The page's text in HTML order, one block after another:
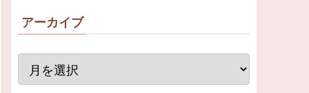
アーカイブ